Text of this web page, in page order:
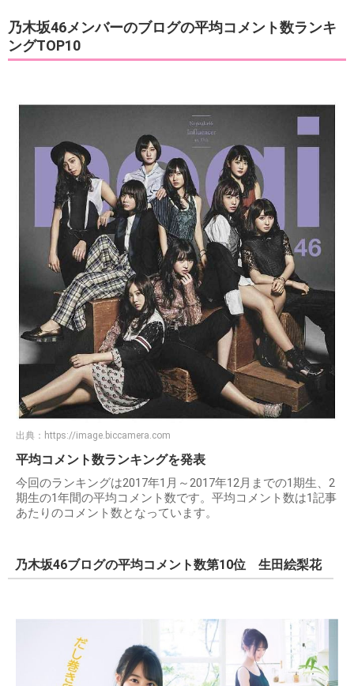
乃木坂46メンバーのブログの平均コメント数ランキ
ングTOP10
出典： https://image.biccamera.com
平均コメント数ランキングを発表
今回のランキングは2017年1月～2017年12月までの1期生、2
期生の1年間の平均コメント数です。平均コメント数は1記事
あたりのコメント数となっています。
乃木坂46ブログの平均コメント数第10位 生田絵梨花